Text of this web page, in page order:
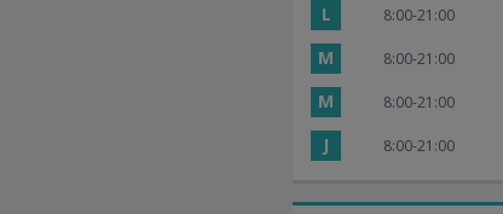
L 8:00-21:00
M 8:00-21:00
M 8:00-21:00
J 8:00-21:00